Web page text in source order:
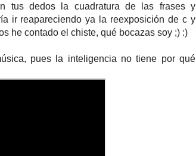
tus dedos la cuadratura de las frases y
ir reapareciendo ya la reexposición de c y
he contado el chiste, qué bocazas soy ;) :)
pues la inteligencia no tiene por qué